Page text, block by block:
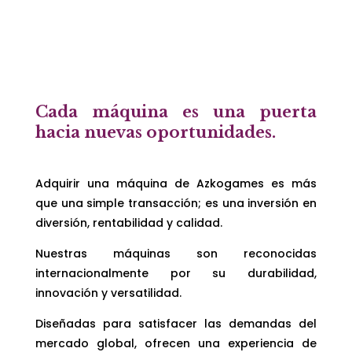
Cada máquina es una puerta
hacia nuevas oportunidades.
Adquirir una máquina de Azkogames es más
que una simple transacción; es una inversión en
diversión, rentabilidad y calidad.
Nuestras máquinas son reconocidas
internacionalmente por su durabilidad,
innovación y versatilidad.
Diseñadas para satisfacer las demandas del
mercado global, ofrecen una experiencia de